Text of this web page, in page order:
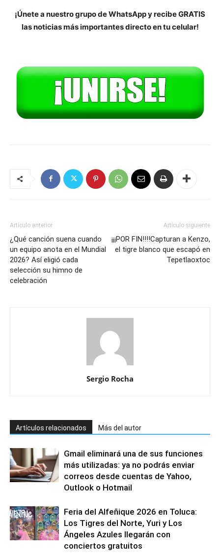
¡Únete a nuestro grupo de WhatsApp y recibe GRATIS
las noticias más importantes directo en tu celular!
Artículo anterior
¿Qué canción suena cuando
un equipo anota en el Mundial
2026? Así eligió cada
selección su himno de
celebración
Artículo siguiente
¡¡¡POR FIN!!!!Capturan a Kenzo,
el tigre blanco que escapó en
Tepetlaoxtoc
Sergio Rocha
Artículos relacionados Más del autor
Gmail eliminará una de sus funciones
más utilizadas: ya no podrás enviar
correos desde cuentas de Yahoo,
Outlook o Hotmail
Feria del Alfeñique 2026 en Toluca:
Los Tigres del Norte, Yuri y Los
Ángeles Azules llegarán con
conciertos gratuitos